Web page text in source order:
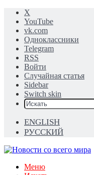
X
YouTube
vk.com
Одноклассники
Telegram
RSS
Войти
Случайная статья
Sidebar
Switch skin
ENGLISH
РУССКИЙ
Меню